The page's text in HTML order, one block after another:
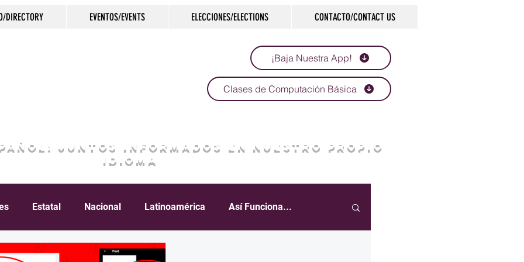
DIRECTORY EVENTOS/EVENTS ELECCIONES/ELECTIONS CONTACTO/CONTACT US
¡Baja Nuestra App!
Clases de Computación Básica
JUNTOS INFORMADOS EN NUESTRO PROPIO
IDIOMA
Estatal Nacional Latinoamérica Así Funciona...
Crimen Negocios Salud